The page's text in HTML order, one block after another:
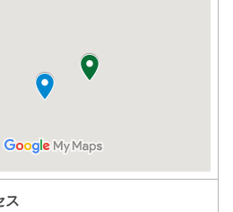
ス